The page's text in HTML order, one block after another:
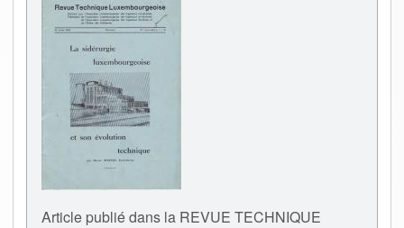
Article publié dans la REVUE TECHNIQUE